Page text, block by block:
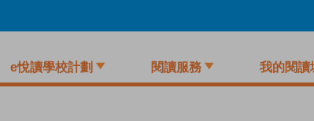
e悅讀學校計劃 閱讀服務 我的閱讀